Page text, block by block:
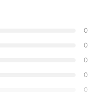
sécurité.
0
0
0
0
0